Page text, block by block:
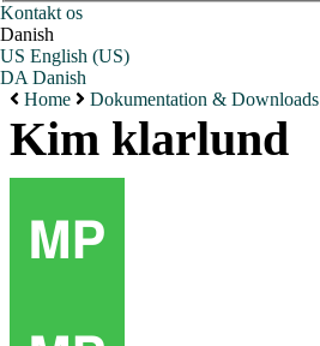
Kontakt os
Danish
US English (US)
DA Danish
Home
Dokumentation & Downloads
Kim klarlund